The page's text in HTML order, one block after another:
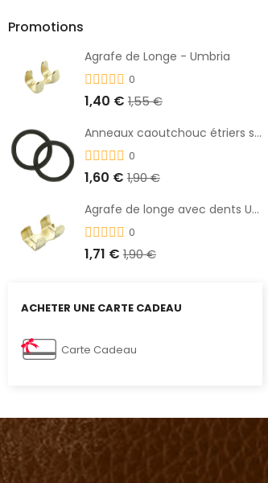
Promotions
Agrafe de Longe - Umbria
0
1,40 € 1,55 €
Anneaux caoutchouc étriers sécurité
0
1,60 € 1,90 €
Agrafe de longe avec dents UMBRIA
0
1,71 € 1,90 €
ACHETER UNE CARTE CADEAU
Carte Cadeau